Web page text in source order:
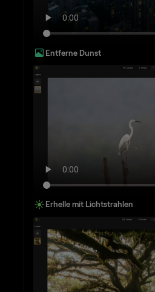
Entferne Dunst
Erhelle mit Lichtstrahlen